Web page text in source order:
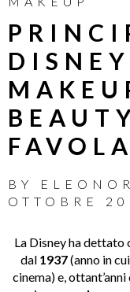
DISNEY
FAVOLA
BY
OTTOBRE
La Disney ha dettato
dal 1937(anno in
cinema) e,